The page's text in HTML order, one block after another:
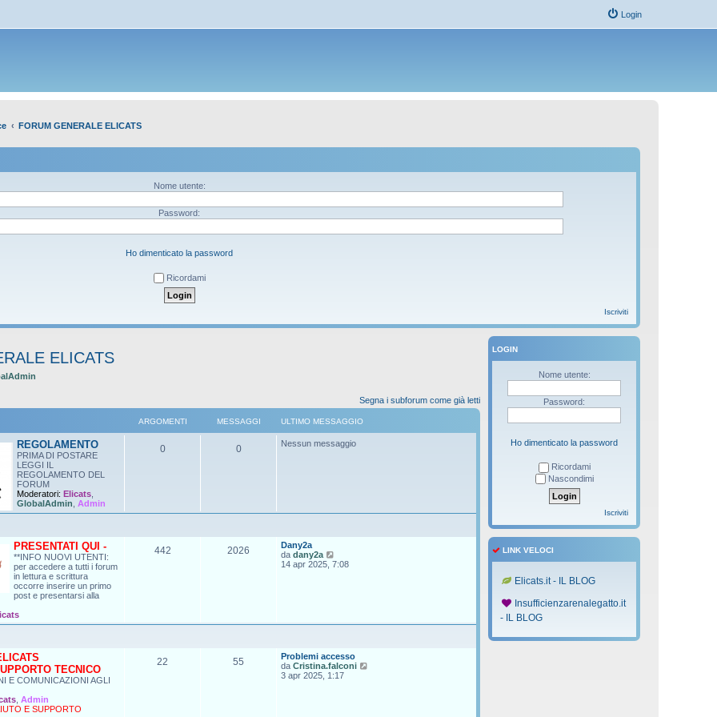
Login
FORUM GENERALE ELICATS
Nome utente:
Password:
Ho dimenticato la password
Ricordami
Iscriviti
ELICATS
Segna i subforum come già letti
ARGOMENTI MESSAGGI ULTIMO MESSAGGIO
REGOLAMENTO
PRIMA DI POSTARE
LEGGI IL
REGOLAMENTO DEL
FORUM
Moderatori: Elicats
GlobalAdmin Admin
0 0 Nessun messaggio
PRESENTATI QUI -
**INFO NUOVI UTENTI:
per accedere a tutti i forum
in lettura e scrittura
occorre inserire un primo
post e presentarsi alla
442 2026
Dany2a
da dany2a
e
e
s
s
14 apr 2025, 7:08
TECNICO
E COMUNICAZIONI AGLI
Admin
E SUPPORTO
22 55
Problemi accesso
da Cristina.falconi
3 apr 2025, 1:17
LOGIN
Nome utente:
Password:
Ho dimenticato la password
Ricordami
Nascondimi
Iscriviti
LINK VELOCI
Elicats.it - IL BLOG
Insufficienzarenalegatto.it
- IL BLOG